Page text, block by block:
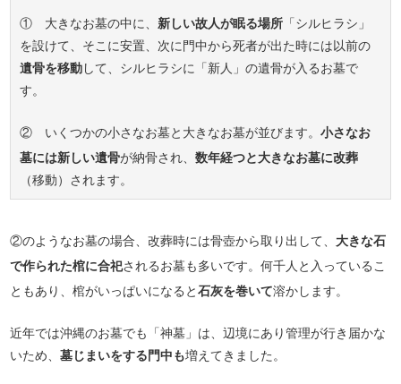
① 大きなお墓の中に、新しい故人が眠る場所 「シルヒラシ」
を設けて、そこに安置、次に門中から死者が出た時には以前の
遺骨を移動して、シルヒラシに「新人」の遺骨が入るお墓で
す。
② いくつかの小さなお墓と大きなお墓が並びます。小さなお
墓には新しい遺骨が納骨され、数年経つと大きなお墓に改葬
（移動）されます。
②のようなお墓の場合、改葬時には骨壺から取り出して、 大きな石
で作られた棺に合祀されるお墓も多いです。何千人と入っているこ
ともあり、棺がいっぱいになると石灰を巻いて溶かします。
近年では沖縄のお墓でも「神墓」は、辺境にあり管理が行き届かな
いため、墓じまいをする門中も増えてきました。